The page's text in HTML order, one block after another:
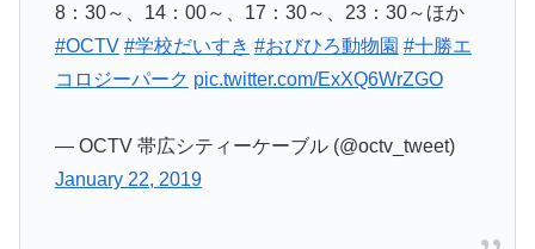
8：30～、14：00～、17：30～、23：30～ほか
#OCTV #学校だいすき #おびひろ動物園 #十勝エ
コロジーパーク pic.twitter.com/ExXQ6WrZGO
— OCTV 帯広シティーケーブル (@octv_tweet)
January 22, 2019